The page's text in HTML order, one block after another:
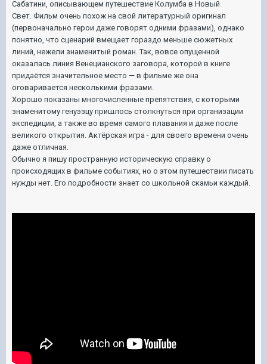
Сабатини, описывающем путешествие Колумба в Новый
Свет. Фильм очень похож на свой литературный оригинал
(первоначально герои даже говорят одними фразами), однако
понятно, что сценарий вмещает гораздо меньше сюжетных
линий, нежели знаменитый роман. Так, вовсе опущенной
оказалась линия Венецианского заговора, которой в книге
придаётся значительное место — в фильме же она
оговаривается несколькими фразами.
Хорошо показаны многочисленные препятствия, с которыми
знаменитому генуэзцу пришлось столкнуться при организации
экспедиции, а также во время самого плавания и даже после
великого открытия. Актёрская игра - для своего времени очень
даже отличная.
Обычно я пишу пространную историческую справку о
происходящих в фильме событиях, но о этом путешествии писать
нужды нет. Его подробности знает со школьной скамьи каждый.